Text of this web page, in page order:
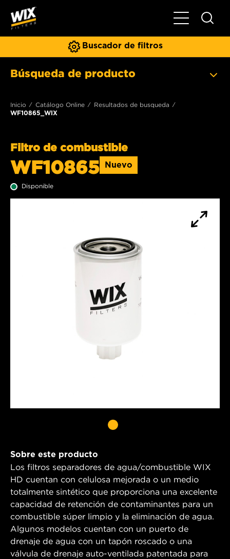
Toggle
Buscador de filtros
Búsqueda de producto
Inicio Catálogo Online
Resultados de busqueda
WF10865_WIX
Filtro de combustible
WF10865 Nuevo
Disponible
Sobre este producto
Los filtros separadores de agua/combustible WIX
HD cuentan con celulosa mejorada o un medio
totalmente sintético que proporciona una excelente
capacidad de retención de contaminantes para un
combustible súper limpio y la eliminación de agua.
Algunos modelos cuentan con un puerto de
drenaje de agua con un tapón roscado o una
válvula de drenaje auto-ventilada patentada para